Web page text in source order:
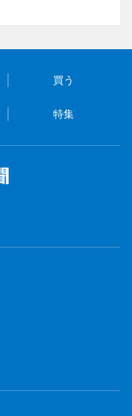
買う
特集